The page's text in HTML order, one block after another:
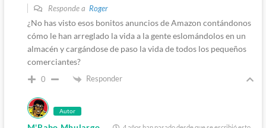
Responde a Roger
¿No has visto esos bonitos anuncios de Amazon contándonos
cómo le han arreglado la vida a la gente eslomándolos en un
almacén y cargándose de paso la vida de todos los pequeños
comerciantes?
0 Responder
Autor